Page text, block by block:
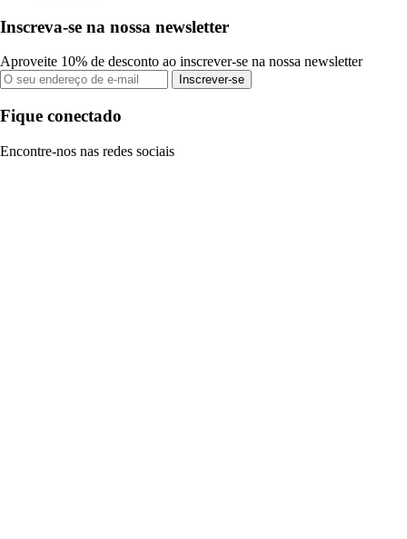
Inscreva-se na nossa newsletter
Aproveite 10% de desconto ao inscrever-se na nossa newsletter
Inscrever-se
Fique conectado
Encontre-nos nas redes sociais